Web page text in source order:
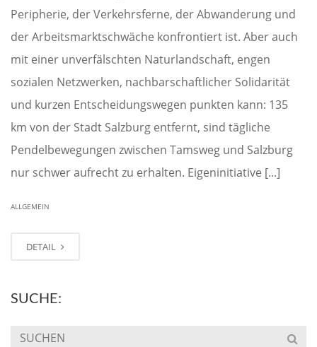
Peripherie, der Verkehrsferne, der Abwanderung und
der Arbeitsmarktschwäche konfrontiert ist. Aber auch
mit einer unverfälschten Naturlandschaft, engen
sozialen Netzwerken, nachbarschaftlicher Solidarität
und kurzen Entscheidungswegen punkten kann: 135
km von der Stadt Salzburg entfernt, sind tägliche
Pendelbewegungen zwischen Tamsweg und Salzburg
nur schwer aufrecht zu erhalten. Eigeninitiative [...]
ALLGEMEIN
DETAIL
SUCHE: